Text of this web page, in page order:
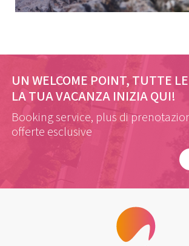
UN WELCOME POINT, TUTTE
LA TUA VACANZA INIZIA QUI!
Booking service, plus di
offerte esclusive